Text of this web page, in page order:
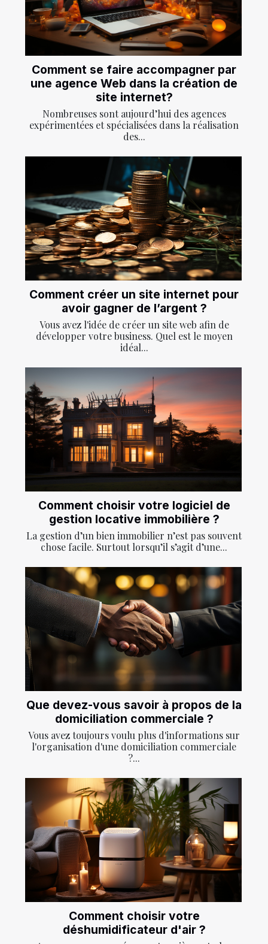
Comment se faire accompagner par
une agence Web dans la création de
site internet?
Nombreuses sont aujourd’hui des agences
expérimentées et spécialisées dans la réalisation
des...
Comment créer un site internet pour
avoir gagner de l’argent ?
Vous avez l'idée de créer un site web afin de
développer votre business. Quel est le moyen
idéal...
Comment choisir votre logiciel de
gestion locative immobilière ?
La gestion d’un bien immobilier n’est pas souvent
chose facile. Surtout lorsqu’il s’agit d’une...
Que devez-vous savoir à propos de la
domiciliation commerciale ?
Vous avez toujours voulu plus d'informations sur
l'organisation d'une domiciliation commerciale
?...
Comment choisir votre
déshumidificateur d'air ?